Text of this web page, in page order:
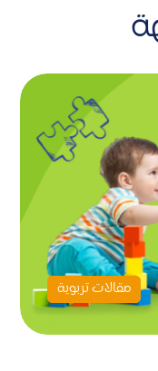
مقالات تربوية